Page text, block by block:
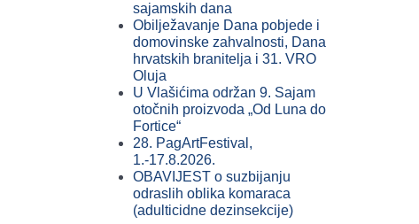
sajamskih dana
Obilježavanje Dana pobjede i
domovinske zahvalnosti, Dana
hrvatskih branitelja i 31. VRO
Oluja
U Vlašićima održan 9. Sajam
otočnih proizvoda „Od Luna do
Fortice“
28. PagArtFestival,
1.-17.8.2026.
OBAVIJEST o suzbijanju
odraslih oblika komaraca
(adulticidne dezinsekcije)